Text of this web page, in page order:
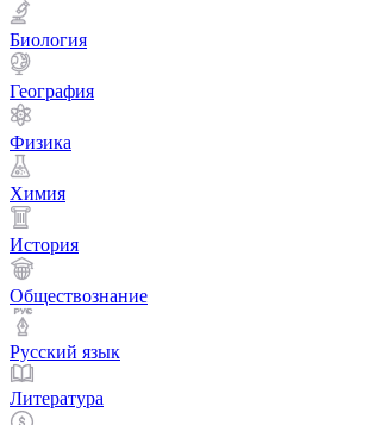
Биология
География
Физика
Химия
История
Обществознание
Русский язык
Литература